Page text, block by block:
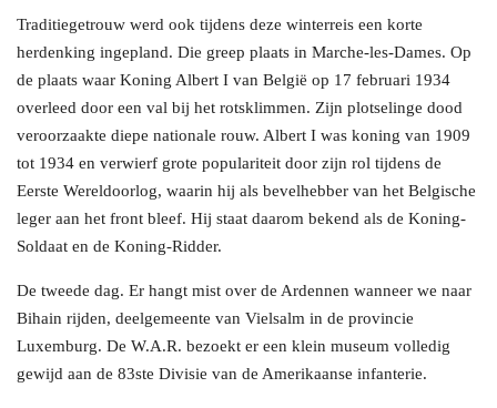
Traditiegetrouw werd ook tijdens deze winterreis een korte
herdenking ingepland. Die greep plaats in Marche-les-Dames. Op
de plaats waar Koning Albert I van België op 17 februari 1934
overleed door een val bij het rotsklimmen. Zijn plotselinge dood
veroorzaakte diepe nationale rouw. Albert I was koning van 1909
tot 1934 en verwierf grote populariteit door zijn rol tijdens de
Eerste Wereldoorlog, waarin hij als bevelhebber van het Belgische
leger aan het front bleef. Hij staat daarom bekend als de Koning-
Soldaat en de Koning-Ridder.
De tweede dag. Er hangt mist over de Ardennen wanneer we naar
Bihain rijden, deelgemeente van Vielsalm in de provincie
Luxemburg. De W.A.R. bezoekt er een klein museum volledig
gewijd aan de 83ste Divisie van de Amerikaanse infanterie.